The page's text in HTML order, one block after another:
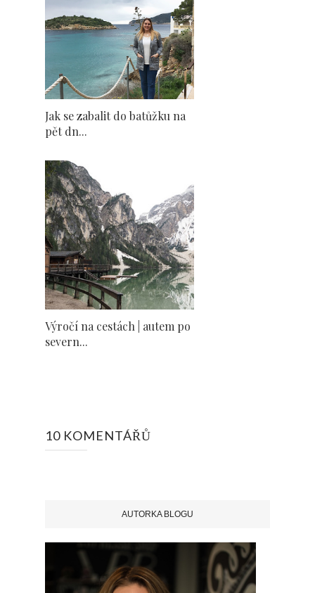
Jak se zabalit do batůžku na
pět dn...
Výročí na cestách | autem po
severn...
10 KOMENTÁŘŮ
AUTORKA BLOGU